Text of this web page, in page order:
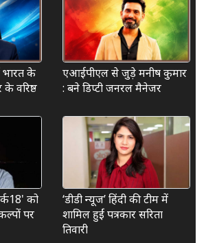
के
वरिष्ठ
एआईपीएल से जुड़े मनीष कुमार
: बने डिप्टी जनरल मैनेजर
को
पर
‘डीडी न्यूज’ हिंदी की टीम में
शामिल हुईं पत्रकार सरिता
तिवारी